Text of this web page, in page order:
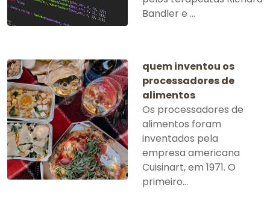
Bandler e ...
quem inventou os
processadores de
alimentos
Os processadores de
alimentos foram
inventados pela
empresa americana
Cuisinart, em 1971. O
primeiro...